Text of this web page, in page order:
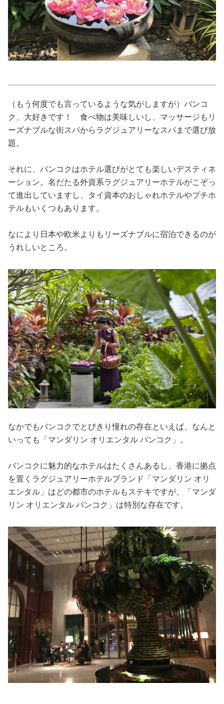
グルメ
トラベル
性と愛
（もう何度でも言っているような気がしますが）バンコ
ク、大好きです！ 食べ物は美味しいし、マッサージもリ
ーズナブルな街スパからラグジュアリーなスパまで選び放
題。
それに、バンコクはホテル選びがとても楽しいデスティネ
ーション。名だたる外資系ラグジュアリーホテルがこぞっ
て進出していますし、タイ資本のおしゃれホテルやプチホ
テルもいくつもあります。
なにより日本や欧米よりもリーズナブルに宿泊できるのが
うれしいところ。
なかでもバンコクでとびきり憧れの存在といえば、なんと
いっても「マンダリン オリエンタル バンコク」。
バンコクに魅力的なホテルはたくさんあるし、香港に拠点
を置くラグジュアリーホテルブランド「マンダリン オリ
エンタル」はどの都市のホテルもステキですが、「マンダ
リン オリエンタル バンコク」は特別な存在です。